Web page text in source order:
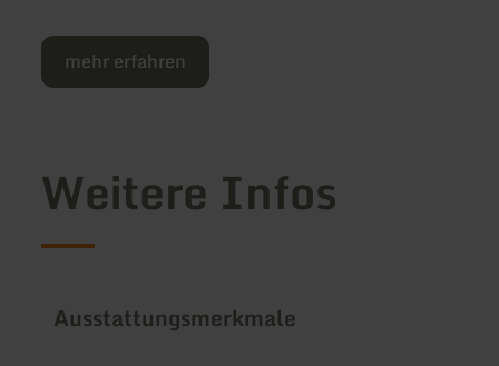
mehr erfahren
Weitere Infos
Ausstattungsmerkmale